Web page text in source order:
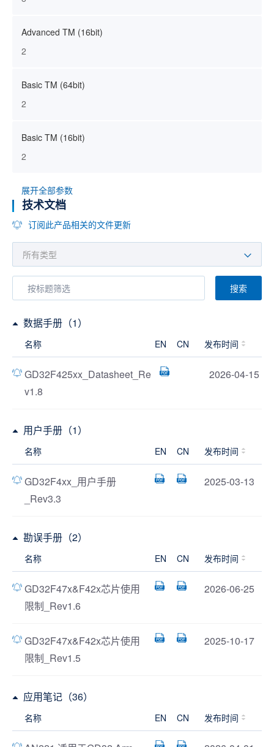
Advanced TM (16bit)
2
Basic TM (64bit)
2
Basic TM (16bit)
2
展开全部参数
技术文档
订阅此产品相关的文件更新
搜索
数据手册（1）
名称 EN CN 发布时间
GD32F425xx_Datasheet_Re
v1.8
2026-04-15
用户手册（1）
名称 EN CN 发布时间
GD32F4xx_用户手册
_Rev3.3
2025-03-13
勘误手册（2）
名称 EN CN 发布时间
GD32F47x&F42x芯片使用
限制_Rev1.6
2026-06-25
GD32F47x&F42x芯片使用
限制_Rev1.5
2025-10-17
应用笔记（36）
名称 EN CN 发布时间